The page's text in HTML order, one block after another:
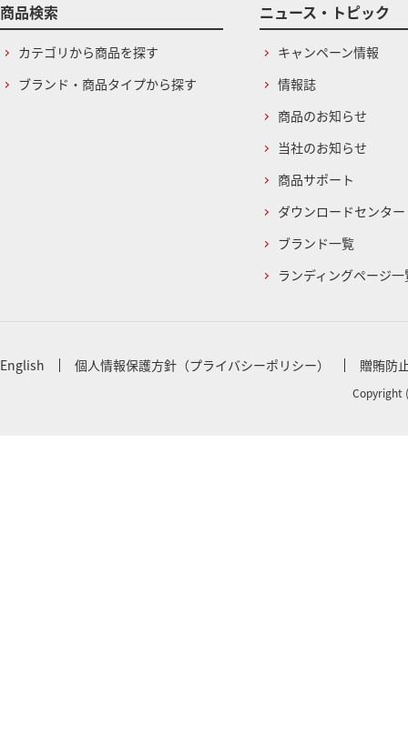
商品検索
カテゴリから商品を探す
ブランド・商品タイプから探す
ニュース・トピック
キャンペーン情報
情報誌
商品のお知らせ
当社のお知らせ
商品サポート
ダウンロードセンター
ブランド一覧
ランディングページ一
English 個人情報保護方針（プライバシーポリシー） 贈賄防
Copyright